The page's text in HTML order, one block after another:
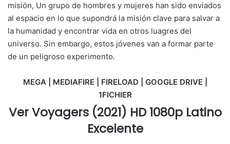
misión, Un grupo de hombres y mujeres han sido enviados
al espacio en lo que supondrá la misión clave para salvar a
la humanidad y encontrar vida en otros luagres del
universo. Sin embargo, estos jóvenes van a formar parte
de un peligroso experimento.
MEGA | MEDIAFIRE | FIRELOAD | GOOGLE DRIVE |
1FICHIER
Ver Voyagers (2021) HD 1080p Latino
Excelente